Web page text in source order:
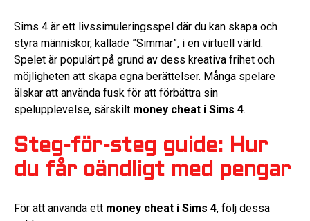
Sims 4 är ett livssimuleringsspel där du kan skapa och
styra människor, kallade ”Simmar”, i en virtuell värld.
Spelet är populärt på grund av dess kreativa frihet och
möjligheten att skapa egna berättelser. Många spelare
älskar att använda fusk för att förbättra sin
spelupplevelse, särskilt money cheat i Sims 4.
Steg-för-steg guide: Hur
du får oändligt med pengar
För att använda ett money cheat i Sims 4, följ dessa